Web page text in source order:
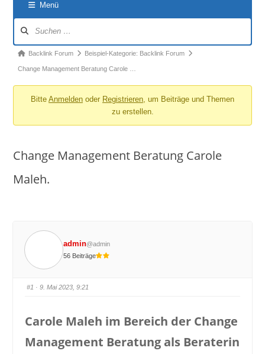
Menü
Navigation
Forum-
Breadcrumbs
-
Backlink Forum Beispiel-Kategorie: Backlink Forum
Change Management Beratung Carole …
Bitte Anmelden oder Registrieren, um Beiträge und Themen
zu erstellen.
Change Management Beratung Carole
Maleh.
admin@admin
56 Beiträge
#1 · 9. Mai 2023, 9:21
Carole Maleh im Bereich der Change
Management Beratung als Beraterin